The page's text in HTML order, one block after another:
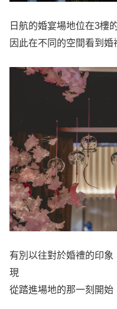
日航的婚宴場地位在3樓
因此在不同的空間看到
有別以往對於婚禮的印
現
從踏進場地的那一刻開始